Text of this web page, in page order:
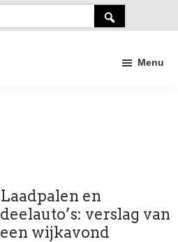
Menu
Laadpalen en
deelauto’s: verslag van
een wijkavond